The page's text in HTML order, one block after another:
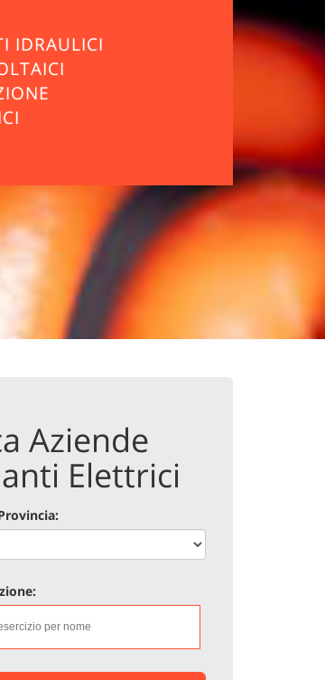
IDRAULICI
Aziende
Elettrici